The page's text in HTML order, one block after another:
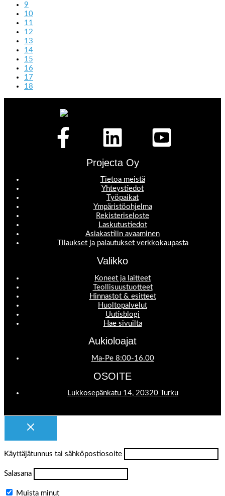
9
10
11
12
13
14
15
16
17
18
Projecta Oy
Tietoa meistä
Yhteystiedot
Työpaikat
Ympäristöohjelma
Rekisteriseloste
Laskutustiedot
Asiakastilin avaaminen
Tilaukset ja palautukset verkkokaupasta
Valikko
Koneet ja laitteet
Teollisuustuotteet
Hinnastot & esitteet
Huoltopalvelut
Uutisblogi
Hae sivuilta
Aukioloajat
Ma-Pe 8:00-16.00
OSOITE
Lukkosepänkatu 14, 20320 Turku
Käyttäjätunnus tai sähköpostiosoite
Salasana
Muista minut